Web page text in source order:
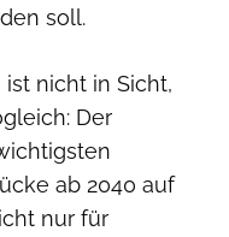
soll.
ist nicht in Sicht,
Der
ab 2040 auf
nur für